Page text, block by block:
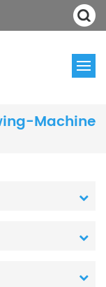
Machine